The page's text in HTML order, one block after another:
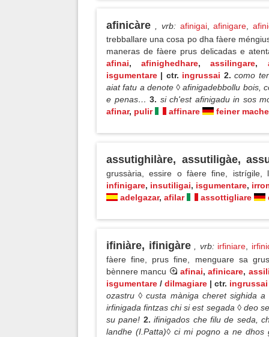
afinicàre , vrb: afinigai,afinigare ,
trebballare una cosa po dha fàere
maneras de fàere prus delicadas e
afinai,afinighedhare,assilingare,
isgumentare | ctr. ingrussai 2.como
aiat fatu a denote ◊ afinigadebbollu bois,
e penas… 3. si ch'est afinigadu in sos
afinar, pulir affinare feiner
assutighilàre, assutiligàe,
grussària, essire o fàere fine, istrígile,
infinigare, insutiligai, isgumentare,
adelgazar, afilar assottigliare
ifiniàre, ifinigàre , vrb: irfiniare
fàere fine, prus fine, menguare sa
bènnere mancu
afinai,afinicare,
isgumentare / dilmagiare | ctr. ingrussai
ozastru ◊ custa màniga cheret sighida
irfinigada fintzas chi si est segada ◊ deo
su pane! 2.ifinigados che filu de seda,
landhe (I.Patta)◊ ci mi pogno a ne